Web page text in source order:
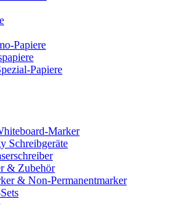
Papiere
Papiere
Marker
Schreibgeräte
& Zubehör
& Non-Permanentmarker